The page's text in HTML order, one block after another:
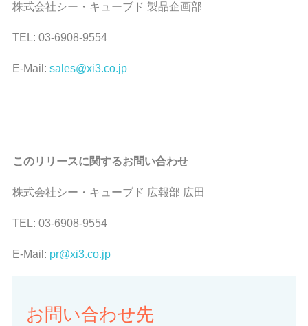
株式会社シー・キューブド 製品企画部
TEL: 03-6908-9554
E-Mail: sales@xi3.co.jp
このリリースに関するお問い合わせ
株式会社シー・キューブド 広報部 広田
TEL: 03-6908-9554
E-Mail: pr@xi3.co.jp
お問い合わせ先